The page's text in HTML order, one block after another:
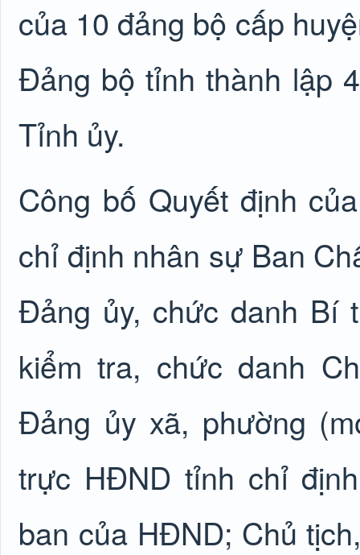
của 10 đảng bộ cấp
Đảng bộ tỉnh thành lập
Tỉnh ủy.
Công bố Quyết định
chỉ định nhân sự Ban
Đảng ủy, chức danh Bí
kiểm tra, chức danh
Đảng ủy xã, phường
trực HĐND tỉnh chỉ
ban của HĐND; Chủ